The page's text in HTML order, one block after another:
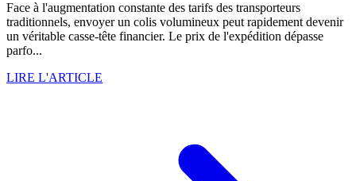
Face à l'augmentation constante des tarifs des transporteurs
traditionnels, envoyer un colis volumineux peut rapidement devenir
un véritable casse-tête financier. Le prix de l'expédition dépasse
parfo...
LIRE L'ARTICLE